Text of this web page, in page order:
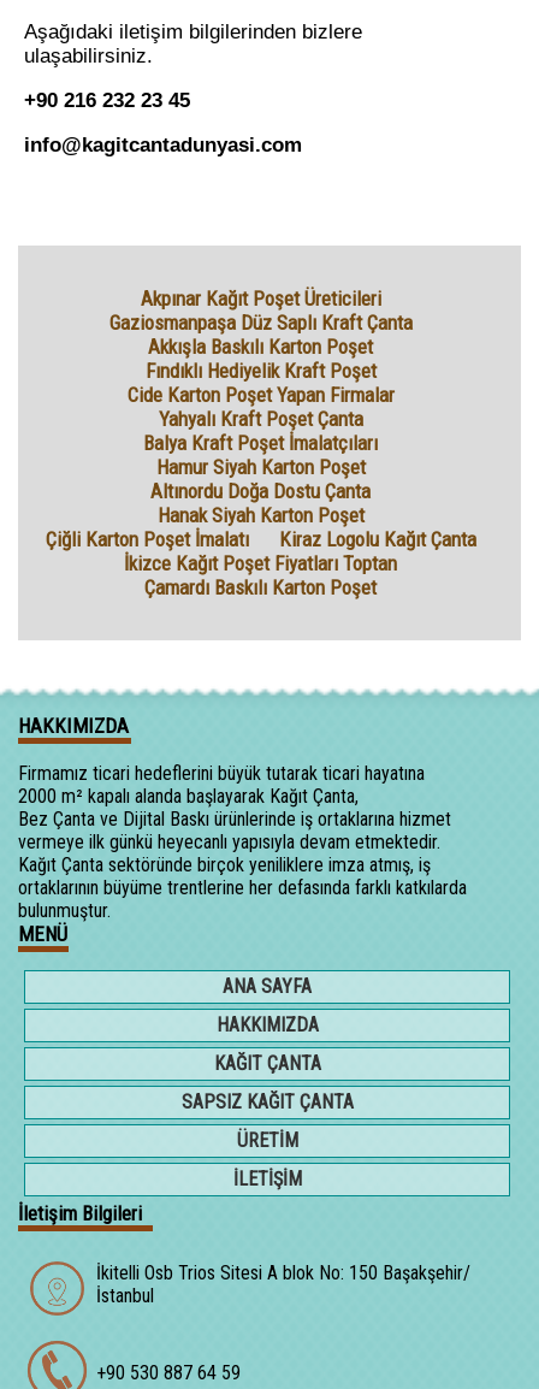
Aşağıdaki iletişim bilgilerinden bizlere
ulaşabilirsiniz.
+90 216 232 23 45
info@kagitcantadunyasi.com
Akpınar Kağıt Poşet Üreticileri
Gaziosmanpaşa Düz Saplı Kraft Çanta
Akkışla Baskılı Karton Poşet
Fındıklı Hediyelik Kraft Poşet
Cide Karton Poşet Yapan Firmalar
Yahyalı Kraft Poşet Çanta
Balya Kraft Poşet İmalatçıları
Hamur Siyah Karton Poşet
Altınordu Doğa Dostu Çanta
Hanak Siyah Karton Poşet
Çiğli Karton Poşet İmalatı
Kiraz Logolu Kağıt Çanta
İkizce Kağıt Poşet Fiyatları Toptan
Çamardı Baskılı Karton Poşet
HAKKIMIZDA
Firmamız ticari hedeflerini büyük tutarak ticari hayatına
2000 m² kapalı alanda başlayarak Kağıt Çanta,
Bez Çanta ve Dijital Baskı ürünlerinde iş ortaklarına hizmet
vermeye ilk günkü heyecanlı yapısıyla devam etmektedir.
Kağıt Çanta sektöründe birçok yeniliklere imza atmış, iş
ortaklarının büyüme trentlerine her defasında farklı katkılarda
bulunmuştur.
MENÜ
ANA SAYFA
HAKKIMIZDA
KAĞIT ÇANTA
SAPSIZ KAĞIT ÇANTA
ÜRETİM
İLETİŞİM
İletişim Bilgileri
İkitelli Osb Trios Sitesi A blok No: 150 Başakşehir/
İstanbul
+90 530 887 64 59